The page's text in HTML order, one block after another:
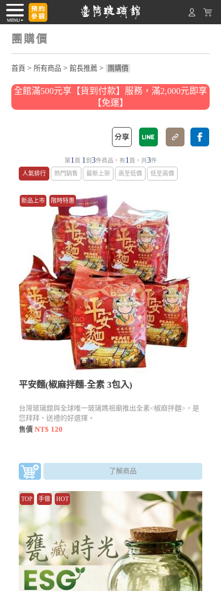
團購價
首頁 > 所有商品 >館長推薦 > 團購價
全館滿500元享【貨到付款】服務，滿2,000元即享
【免運】
第1 頁 1 到 3件商品，有1 頁，共3件
人氣排行
熱門銷售 最新上架 高至低價 低至高價
新品上市 限時特惠
平安麵(椒麻拌麵-全素 3包入)
台灣玻璃舘與全球唯一玻璃媽祖廟推出全素<椒麻拌麵>，是
您拜拜、送禮的好選擇。
售價NT$ 120
了解商品
TOP 手做 HOT